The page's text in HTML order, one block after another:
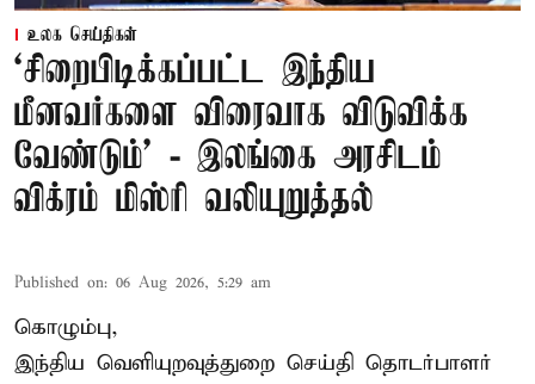
உலக செய்திகள்
‘சிறைபிடிக்கப்பட்ட இந்திய
மீனவர்களை விரைவாக விடுவிக்க
வேண்டும்' - இலங்கை அரசிடம்
விக்ரம் மிஸ்ரி வலியுறுத்தல்
Published on: 06 Aug 2026, 5:29 am
கொழும்பு,
இந்திய வெளியுறவுத்துறை செய்தி தொடர்பாளர்